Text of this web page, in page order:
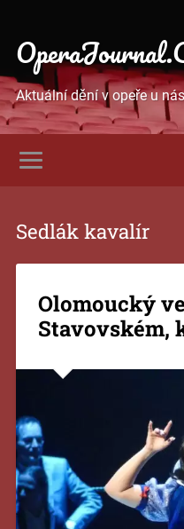
Aktuální dění v opeře u
Sedlák kavalír
Olomoucký
Stavovském,